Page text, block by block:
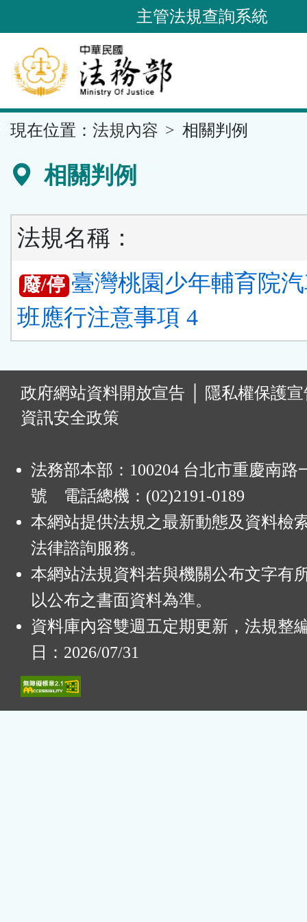
到
要
內
容
區
主管法規查詢系統
現在位置： 法規內容 相關判例
相關判例
法規名稱：
廢/停 臺灣桃園少年輔育院
班應行注意事項 4
政府網站資料開放宣告
隱私權保護
資訊安全政策
法務部本部：100204 台北市重慶南路
號 電話總機：(02)2191-0189
本網站提供法規之最新動態及資料檢
法律諮詢服務。
本網站法規資料若與機關公布文字有
以公布之書面資料為準。
資料庫內容雙週五定期更新，法規整
日：2026/07/31